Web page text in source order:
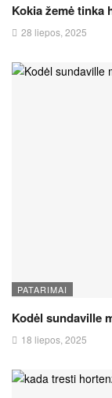
Kokia žemė tinka
28 liepos, 2025
PATARIMAI
Kodėl sundaville
18 liepos, 2025